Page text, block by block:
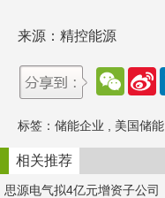
来源：精控能源
W
e
a
t
S
a
W
e
b
o
标签： 储能企业 美国储能
相关推荐
思源电气拟4亿元增资子公司